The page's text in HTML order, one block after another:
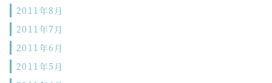
2011年8月
2011年7月
2011年6月
2011年5月